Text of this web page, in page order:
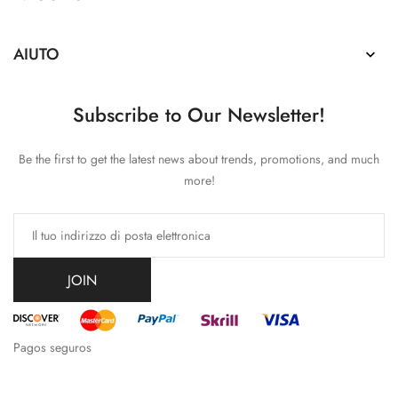
AIUTO 
Subscribe to Our Newsletter!
Be the first to get the latest news about trends, promotions, and much
more!
JOIN
Pagos seguros